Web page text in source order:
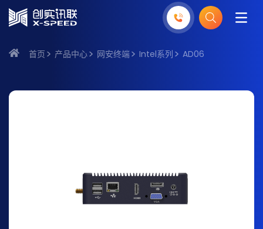
首页 产品中心 网安终端 Intel系列 AD06